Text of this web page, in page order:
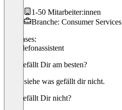
1-50 Mitarbeiter:innen
Branche: Consumer Services
Use cases:
KI-Telefonassistent
Was gefällt Dir am besten?
nichts.siehe was gefällt dir nicht.
Was gefällt Dir nicht?